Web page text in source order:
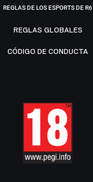
REGLAS DE LOS ESPORTS DE R6
REGLAS GLOBALES
CÓDIGO DE CONDUCTA